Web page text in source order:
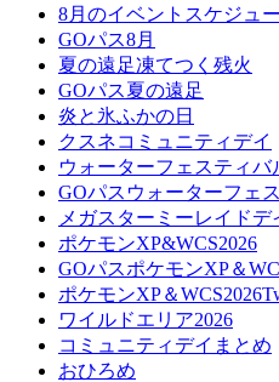
8月のイベントスケジュ
GOパス8月
夏の遠足凍てつく残火
GOパス夏の遠足
炎と氷ふかの日
クスネコミュニティデイ
ウォーターフェスティバ
GOパスウォーターフェス
メガスターミーレイドデ
ポケモンXP&WCS2026
GOパスポケモンXP＆
ポケモンXP＆
ワイルドエリア2026
コミュニティデイまとめ
おひろめ